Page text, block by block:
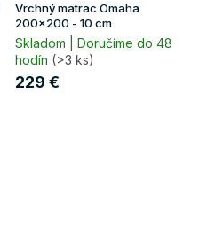
Vrchný matrac Omaha
200x200 - 10 cm
Skladom | Doručíme do 48
hodín (>3 ks)
229 €